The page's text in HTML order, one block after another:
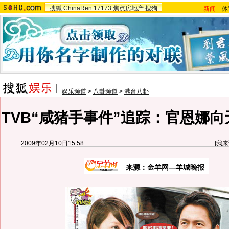
搜狐 ChinaRen 17173 焦点房地产 搜狗 新闻 -
娱乐频道 > 八卦频道 > 港台八卦
TVB“咸猪手事件”追踪：官恩娜
2009年02月10日15:58 [我
来源：金羊网—羊城晚报